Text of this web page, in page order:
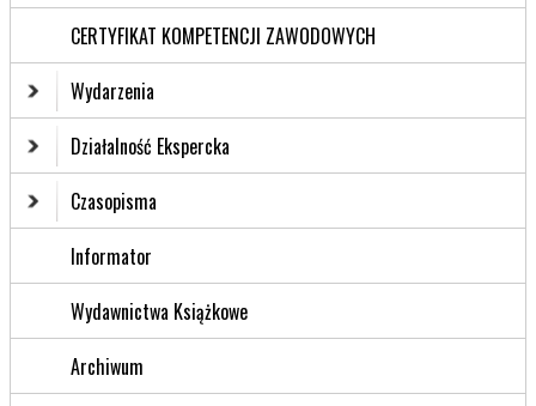
CERTYFIKAT KOMPETENCJI ZAWODOWYCH
Wydarzenia
Działalność Ekspercka
Czasopisma
Informator
Wydawnictwa Książkowe
Archiwum